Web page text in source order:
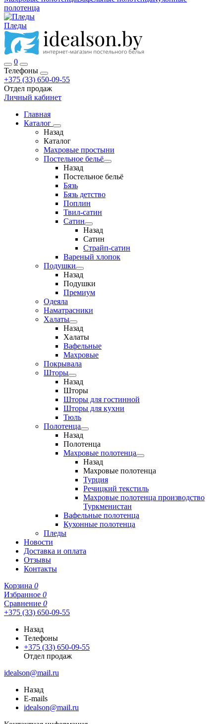
полотенца
Пледы
0
Телефоны
+375 (33) 650-09-55
Отдел продаж
Личный кабинет
Главная
Каталог
Назад
Каталог
Махровые простыни
Постельное бельё
Назад
Постельное бельё
Бязь
Бязь детство
Поплин
Твил-сатин
Сатин
Назад
Сатин
Страйп-сатин
Вареный хлопок
Подушки
Назад
Подушки
Премиум
Одеяла
Наматрасники
Халаты
Назад
Халаты
Вафельные
Махровые
Покрывала
Шторы
Назад
Шторы
Шторы для гостинной
Шторы для кухни
Тюль
Полотенца
Назад
Полотенца
Махровые полотенца
Назад
Махровые полотенца
Турция
Речицкий текстиль
Махровые полотенца производство
Туркменистан
Вафельные полотенца
Кухонные полотенца
Пледы
Новости
Доставка и оплата
Отзывы
Контакты
Корзина 0
Избранное 0
Сравнение 0
+375 (33) 650-09-55
Назад
Телефоны
+375 (33) 650-09-55
Отдел продаж
idealson@mail.ru
Назад
E-mails
idealson@mail.ru